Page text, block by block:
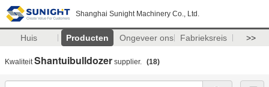
Shanghai Sunight Machinery Co., Ltd.
Huis Producten Ongeveer ons Fabrieksreis >>
KwaliteitShantuibulldozer supplier. (18)